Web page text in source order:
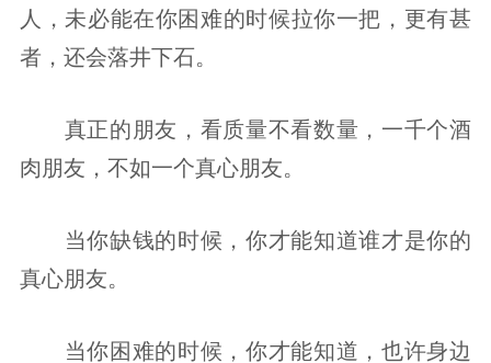
人，未必能在你困难的时候拉你一把，更有甚
者，还会落井下石。
真正的朋友，看质量不看数量，一千个酒
肉朋友，不如一个真心朋友。
当你缺钱的时候，你才能知道谁才是你的
真心朋友。
当你困难的时候，你才能知道，也许身边